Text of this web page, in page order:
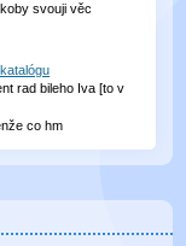
svouji věc
rad bileho Iva [to v
co hm